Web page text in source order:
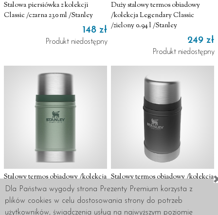
Stalowa piersiówka z kolekcji
Classic /czarna 230 ml /Stanley
148 zł
Produkt niedostępny
Duży stalowy termos obiadowy
/kolekcja Legendary Classic
/zielony 0.94 l /Stanley
249 zł
Produkt niedostępny
Stalowy termos obiadowy /kolekcja
Legendary Classic /zielony 0.7 l
/Stanley
229 zł
Stalowy termos obiadowy /kolekcja
Legendary Classic /czarny 0.7 l
/Stanley
276 zł
Dla Państwa wygody strona Prezenty Premium korzysta z
plików cookies w celu dostosowania strony do potrzeb
użytkowników, świadczenia usług na najwyższym poziomie